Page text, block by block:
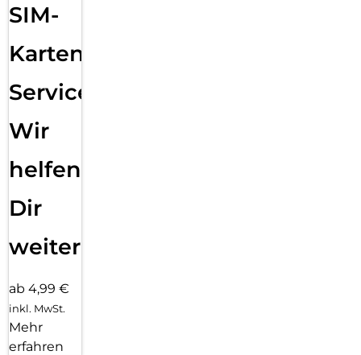
SIM-
Karten
Service:
Wir
helfen
Dir
weiter
ab 4,99 €
inkl. MwSt.
Mehr
erfahren